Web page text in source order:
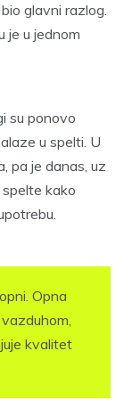
glavni razlog.
je u jednom
su ponovo
u spelti. U
pa je danas, uz
kako
Opna
kvalitet